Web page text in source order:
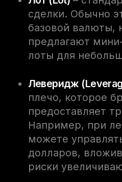
сделки. Обычно
базовой валюты,
предлагают
лоты для
Леверидж
плечо, которое
предоставляет
Например, при
можете
долларов,
риски